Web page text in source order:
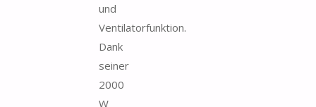
und
Ventilatorfunktion.
Dank
seiner
2000
W